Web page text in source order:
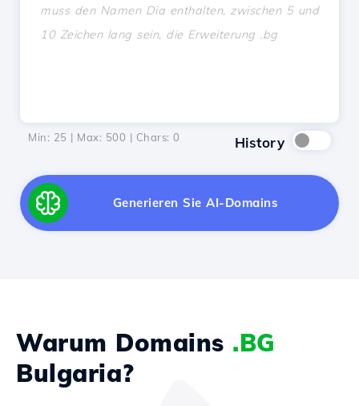
Min: 25 | Max: 500 | Chars: 0 History
Generieren Sie AI-Domains
Warum Domains .BG
Bulgaria?